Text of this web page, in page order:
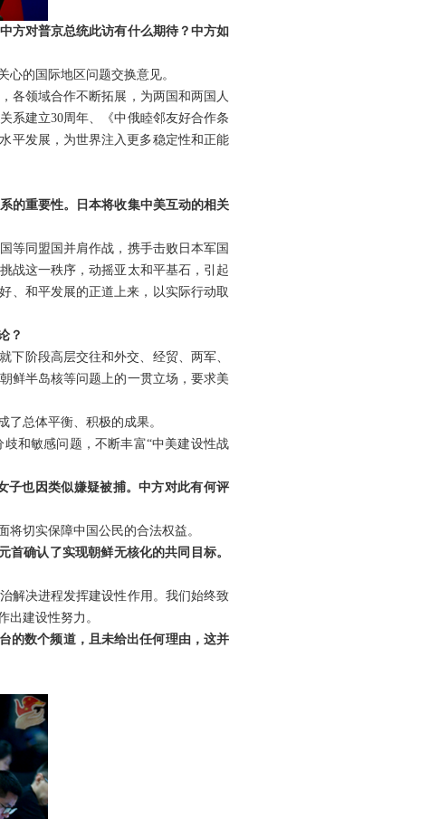
方对普京总统此访有什么期待？中方如
的国际地区问题交换意见。
各领域合作不断拓展，为两国和两国人
系建立30周年、《中俄睦邻友好合作条
平发展，为世界注入更多稳定性和正能
的重要性。日本将收集中美互动的相关
等同盟国并肩作战，携手击败日本军国
战这一秩序，动摇亚太和平基石，引起
、和平发展的正道上来，以实际行动取
？
下阶段高层交往和外交、经贸、两军、
鲜半岛核等问题上的一贯立场，要求美
总体平衡、积极的成果。
和敏感问题，不断丰富“中美建设性战
子也因类似嫌疑被捕。中方对此有何评
切实保障中国公民的合法权益。
确认了实现朝鲜无核化的共同目标。
解决进程发挥建设性作用。我们始终致
出建设性努力。
的数个频道，且未给出任何理由，这并